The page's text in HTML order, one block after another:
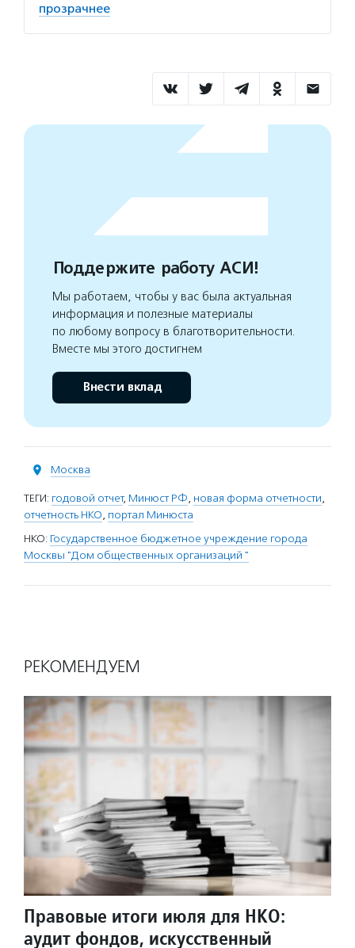
прозрачнее
Поддержите работу АСИ!
Мы работаем, чтобы у вас была актуальная
информация и полезные материалы
по любому вопросу в благотворительности.
Вместе мы этого достигнем
Внести вклад
Москва
ТЕГИ: годовой отчет, Минюст РФ, новая форма отчетности,
отчетность НКО, портал Минюста
НКО: Государственное бюджетное учреждение города
Москвы "Дом общественных организаций "
РЕКОМЕНДУЕМ
Правовые итоги июля для НКО:
аудит фондов, искусственный